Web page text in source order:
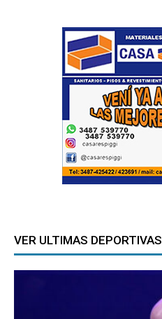
VER ULTIMAS DEPORTIVAS